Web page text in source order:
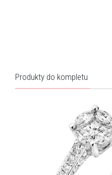
Produkty do kompletu